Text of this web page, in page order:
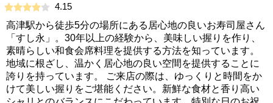
4.15
高津駅から徒歩5分の場所にある居心地の良いお寿司屋さん
「すし永」。30年以上の経験から、美味しい握りを作り、
素晴らしい和食会席料理を提供する方法を知っています。
地域に根ざし、温かく居心地の良い空間を提供することに
誇りを持っています。 ご来店の際は、ゆっくりと時間をか
けて美しい握りをご堪能ください。新鮮な食材と香り高い